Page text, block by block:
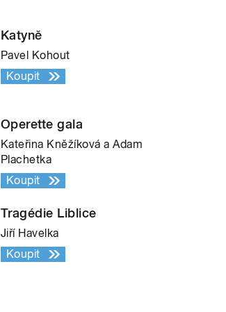
Katyně
Pavel Kohout
Koupit
Operette gala
Kateřina Kněžíková a Adam
Plachetka
Koupit
Tragédie Liblice
Jiří Havelka
Koupit